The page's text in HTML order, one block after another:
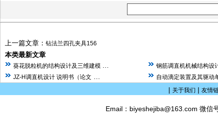
上一篇文章： 钻法兰四孔夹具156
本类最新文章
葵花脱粒机的结构设计及三维建模
钢筋调直机机械结构设
JZ-H调直机设计 说明书（论文
自动滴定装置及其驱动
| 关于我们 | 友情
Email：biyeshejiba@163.com 微